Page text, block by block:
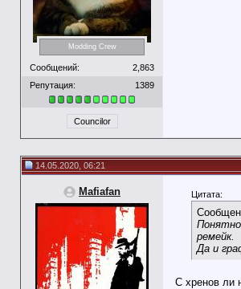
Modding Crew
Сообщений:
2,863
Репутация:
1389
Councilor
14.05.2020, 06:21
Mafiafan Цитата:
ремейк.
Да и
С хренов ли